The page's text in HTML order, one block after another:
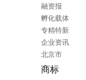
融资报
孵化载体
专精特新
企业资讯
北京市
商标